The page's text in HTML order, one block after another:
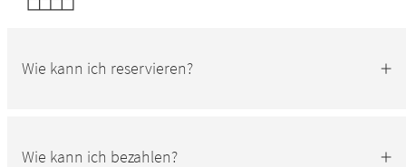
Wie kann ich reservieren?
Wie kann ich bezahlen?